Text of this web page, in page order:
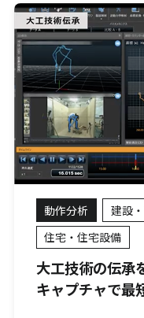
動作分析 建設
住宅・住宅設備
大工技術の伝承
キャプチャで最